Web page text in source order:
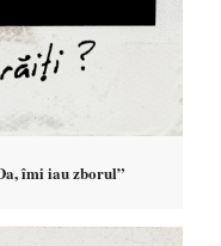
îmi iau zborul”